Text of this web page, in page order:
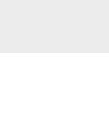
ze voelen zich